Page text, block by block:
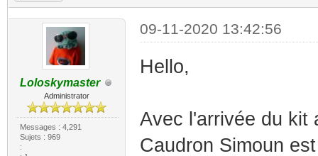
Loloskymaster
Administrator
Messages : 4,291
Sujets : 969
:
09-11-2020 13:42:56
Hello,
Avec l'arrivée du kit
Caudron Simoun